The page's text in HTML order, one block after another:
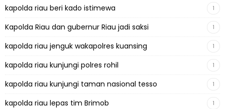
kapolda riau beri kado istimewa 1
Kapolda Riau dan gubernur Riau jadi saksi 1
kapolda riau jenguk wakapolres kuansing 1
kapolda riau kunjungi polres rohil 1
kapolda riau kunjungi taman nasional tesso 1
kapolda riau lepas tim Brimob 1